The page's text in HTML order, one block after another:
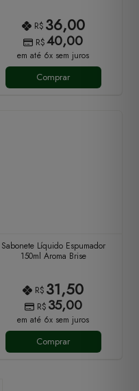
R$ 36,00
R$40,00
em até 6x sem juros
Comprar
Sabonete Líquido Espumador
150ml Aroma Brise
R$ 31,50
R$ 35,00
em até 6x sem juros
Comprar